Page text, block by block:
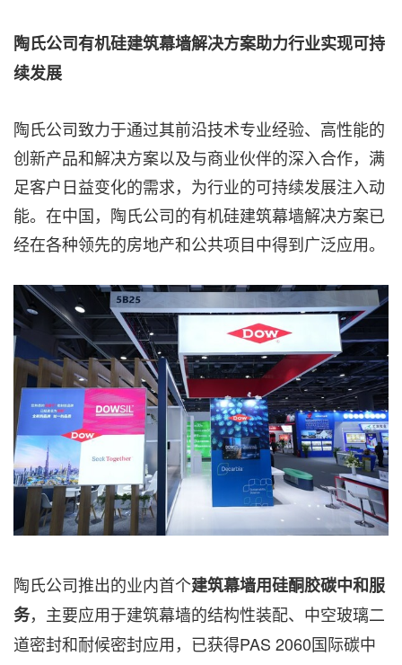
陶氏公司有机硅建筑幕墙解决方案助力行业实现可持
续发展
陶氏公司致力于通过其前沿技术专业经验、高性能的
创新产品和解决方案以及与商业伙伴的深入合作，满
足客户日益变化的需求，为行业的可持续发展注入动
能。在中国，陶氏公司的有机硅建筑幕墙解决方案已
经在各种领先的房地产和公共项目中得到广泛应用。
陶氏公司推出的业内首个建筑幕墙用硅酮胶碳中和服
务，主要应用于建筑幕墙的结构性装配、中空玻璃二
道密封和耐候密封应用，已获得PAS 2060国际碳中